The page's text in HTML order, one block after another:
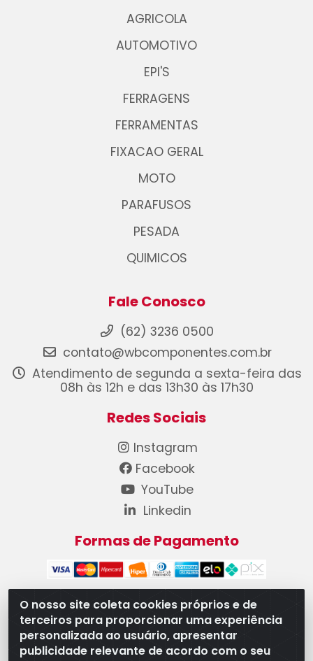
O nosso site coleta cookies próprios e de
terceiros para proporcionar uma experiência
personalizada ao usuário, apresentar
publicidade relevante de acordo com o seu
AGRICOLA
AUTOMOTIVO
EPI'S
FERRAGENS
FERRAMENTAS
FIXACAO GERAL
MOTO
PARAFUSOS
PESADA
QUIMICOS
Fale Conosco
(62) 3236 0500
contato@wbcomponentes.com.br
Atendimento de segunda a sexta-feira das
08h às 12h e das 13h30 às 17h30
Redes Sociais
Instagram
Facebook
YouTube
Linkedin
Formas de Pagamento
WB Componentes Automotivos LTDA - CNPJ
08.528.393/0001-12 - Rua do Níquel, 667 - Parque
Oeste Industrial, Goiânia/GO - CEP 74375-660